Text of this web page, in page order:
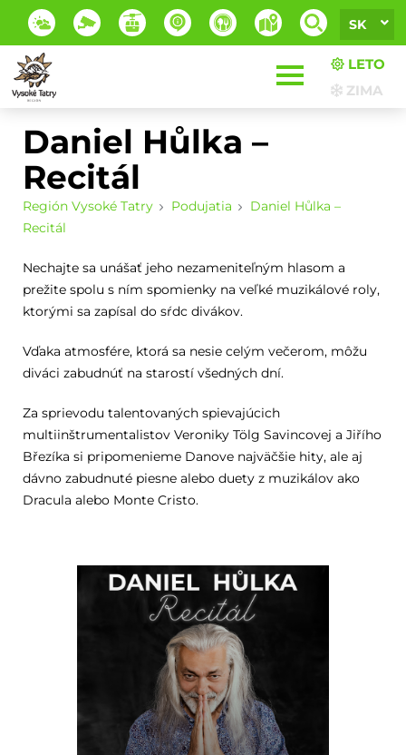
SK
LETO
ZIMA
Daniel Hůlka –
Recitál
Región Vysoké Tatry Podujatia
Daniel Hůlka –
Recitál
Nechajte sa unášať jeho nezameniteľným hlasom a
prežite spolu s ním spomienky na veľké muzikálové roly,
ktorými sa zapísal do sŕdc divákov.
Vďaka atmosfére, ktorá sa nesie celým večerom, môžu
diváci zabudnúť na starostí všedných dní.
Za sprievodu talentovaných spievajúcich
multiinštrumentalistov Veroniky Tölg Savincovej a Jiřího
Březíka si pripomenieme Danove najväčšie hity, ale aj
dávno zabudnuté piesne alebo duety z muzikálov ako
Dracula alebo Monte Cristo.